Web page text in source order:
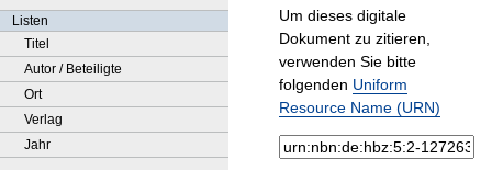
Listen
Titel
Autor / Beteiligte
Ort
Verlag
Jahr
Um dieses digitale
Dokument zu zitieren,
verwenden Sie bitte
folgenden Uniform
Resource Name (URN)